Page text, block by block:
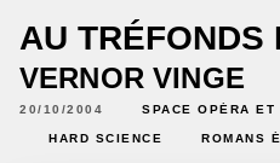
AU TRÉFONDS
VERNOR VINGE
20/10/2004 SPACE OPÉRA ET
HARD SCIENCE ROMANS